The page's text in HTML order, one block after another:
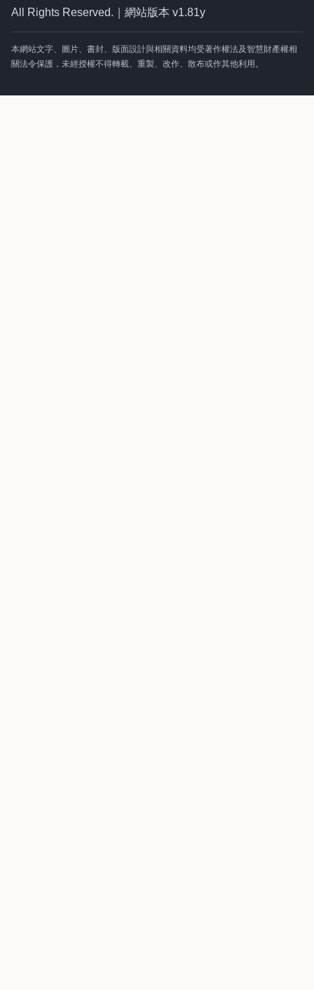
All Rights Reserved.｜網站版本 v1.81y
本網站文字、圖片、書封、版面設計與相關資料均受著作權法及智慧財產權相
關法令保護，未經授權不得轉載、重製、改作、散布或作其他利用。